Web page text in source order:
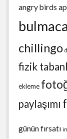
angry birds
bulmaca
chillingo
fizik
ekleme
paylaşımı
günün fırsatı